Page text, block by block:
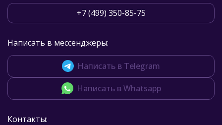
+7 (499) 350-85-75
Написать в мессенджеры:
Написать в Telegram
Написать в Whatsapp
Контакты: